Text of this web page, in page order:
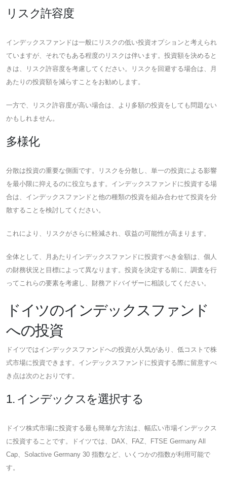
リスク許容度
インデックスファンドは一般にリスクの低い投資オプションと考えられ
ていますが、それでもある程度のリスクは伴います。投資額を決めると
きは、リスク許容度を考慮してください。リスクを回避する場合は、月
あたりの投資額を減らすことをお勧めします。
一方で、リスク許容度が高い場合は、より多額の投資をしても問題ない
かもしれません。
多様化
分散は投資の重要な側面です。リスクを分散し、単一の投資による影響
を最小限に抑えるのに役立ちます。インデックスファンドに投資する場
合は、インデックスファンドと他の種類の投資を組み合わせて投資を分
散することを検討してください。
これにより、リスクがさらに軽減され、収益の可能性が高まります。
全体として、月あたりインデックスファンドに投資すべき金額は、個人
の財務状況と目標によって異なります。投資を決定する前に、調査を行
ってこれらの要素を考慮し、財務アドバイザーに相談してください。
ドイツのインデックスファンド
への投資
ドイツではインデックスファンドへの投資が人気があり、低コストで株
式市場に投資できます。インデックスファンドに投資する際に留意すべ
き点は次のとおりです。
1. インデックスを選択する
ドイツ株式市場に投資する最も簡単な方法は、幅広い市場インデックス
に投資することです。ドイツでは、DAX、FAZ、FTSE Germany All
Cap、Solactive Germany 30 指数など、いくつかの指数が利用可能で
す。